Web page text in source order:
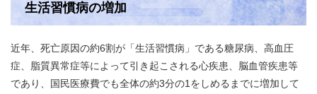
生活習慣病の増加
近年、死亡原因の約6割が「生活習慣病」である糖尿病、高血圧
症、脂質異常症等によって引き起こされる心疾患、脳血管疾患等
であり、国民医療費でも全体の約3分の1をしめるまでに増加して